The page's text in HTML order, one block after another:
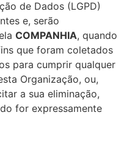
de Dados (LGPD)
e, serão
COMPANHIA, quando
que foram coletados
para cumprir qualquer
Organização, ou,
a sua eliminação,
for expressamente